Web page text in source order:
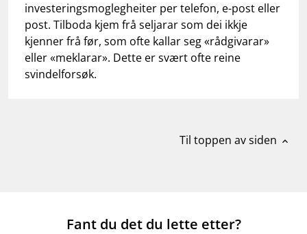
investeringsmoglegheiter per telefon, e-post eller
post. Tilboda kjem frå seljarar som dei ikkje
kjenner frå før, som ofte kallar seg «rådgivarar»
eller «meklarar». Dette er svært ofte reine
svindelforsøk.
Til toppen av siden expand_less
Fant du det du lette etter?